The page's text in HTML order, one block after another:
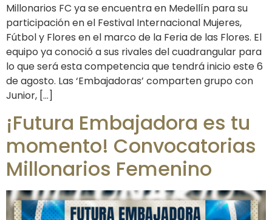
Millonarios FC ya se encuentra en Medellín para su
participación en el Festival Internacional Mujeres,
Fútbol y Flores en el marco de la Feria de las Flores. El
equipo ya conoció a sus rivales del cuadrangular para
lo que será esta competencia que tendrá inicio este 6
de agosto. Las ‘Embajadoras’ comparten grupo con
Junior, […]
¡Futura Embajadora es tu
momento! Convocatorias
Millonarios Femenino